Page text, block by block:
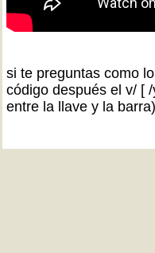
si te preguntas como
código después el v/ [
entre la llave y la